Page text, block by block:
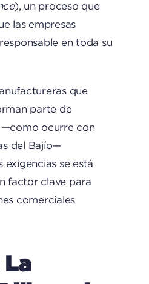
), un proceso que
las empresas
en toda su
que
parte de
—como ocurre con
del Bajío—
exigencias se está
factor clave para
comerciales
La